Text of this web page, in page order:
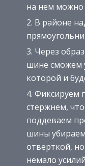
на нем можно
В районе
Через
шине сможем
которой и
Фиксируем
стержнем,
поддеваем
шины
отверткой,
немало